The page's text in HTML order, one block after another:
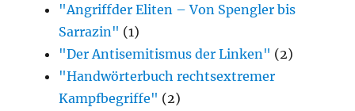
"Angriffder Eliten – Von Spengler bis
Sarrazin" (1)
"Der Antisemitismus der Linken" (2)
"Handwörterbuch rechtsextremer
Kampfbegriffe" (2)